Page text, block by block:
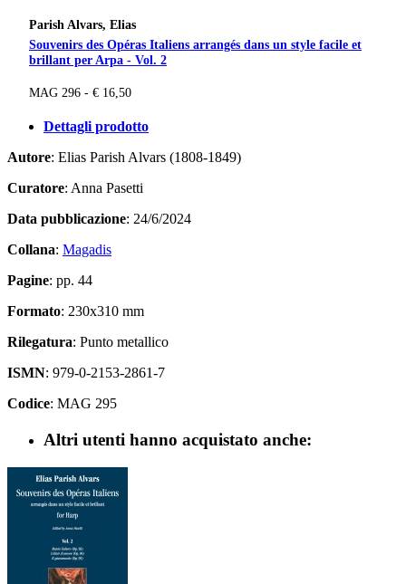
Parish Alvars, Elias
Souvenirs des Opéras Italiens arrangés dans un style facile et
brillant per Arpa - Vol. 2
MAG 296 - € 16,50
Dettagli prodotto
Autore: Elias Parish Alvars (1808-1849)
Curatore: Anna Pasetti
Data pubblicazione: 24/6/2024
Collana: Magadis
Pagine: pp. 44
Formato: 230x310 mm
Rilegatura: Punto metallico
ISMN: 979-0-2153-2861-7
Codice: MAG 295
Altri utenti hanno acquistato anche: